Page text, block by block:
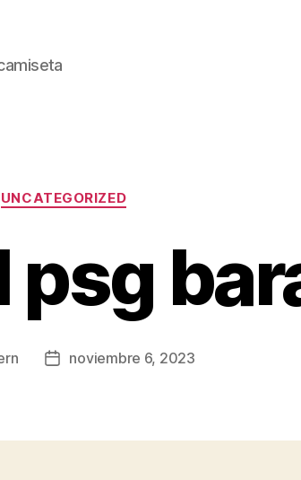
Categorías
UNCATEGORIZED
psg
Fechanoviembre 6, 2023